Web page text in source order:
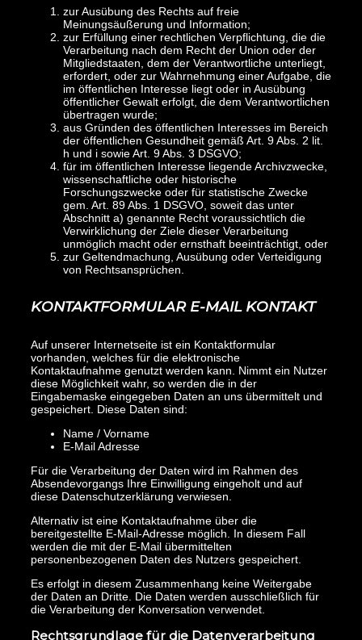
zur Ausübung des Rechts auf freie
Meinungsäußerung und Information;
zur Erfüllung einer rechtlichen Verpflichtung, die die
Verarbeitung nach dem Recht der Union oder der
Mitgliedstaaten, dem der Verantwortliche unterliegt,
erfordert, oder zur Wahrnehmung einer Aufgabe, die
im öffentlichen Interesse liegt oder in Ausübung
öffentlicher Gewalt erfolgt, die dem Verantwortlichen
übertragen wurde;
aus Gründen des öffentlichen Interesses im Bereich
der öffentlichen Gesundheit gemäß Art. 9 Abs. 2 lit.
h und i sowie Art. 9 Abs. 3 DSGVO;
für im öffentlichen Interesse liegende Archivzwecke,
wissenschaftliche oder historische
Forschungszwecke oder für statistische Zwecke
gem. Art. 89 Abs. 1 DSGVO, soweit das unter
Abschnitt a) genannte Recht voraussichtlich die
Verwirklichung der Ziele dieser Verarbeitung
unmöglich macht oder ernsthaft beeinträchtigt, oder
zur Geltendmachung, Ausübung oder Verteidigung
von Rechtsansprüchen.
KONTAKTFORMULAR E-MAIL KONTAKT
Auf unserer Internetseite ist ein Kontaktformular
vorhanden, welches für die elektronische
Kontaktaufnahme genutzt werden kann. Nimmt ein Nutzer
diese Möglichkeit wahr, so werden die in der
Eingabemaske eingegeben Daten an uns übermittelt und
gespeichert. Diese Daten sind:
Name / Vorname
E-Mail Adresse
Für die Verarbeitung der Daten wird im Rahmen des
Absendevorgangs Ihre Einwilligung eingeholt und auf
diese Datenschutzerklärung verwiesen.
Alternativ ist eine Kontaktaufnahme über die
bereitgestellte E-Mail-Adresse möglich. In diesem Fall
werden die mit der E-Mail übermittelten
personenbezogenen Daten des Nutzers gespeichert.
Es erfolgt in diesem Zusammenhang keine Weitergabe
der Daten an Dritte. Die Daten werden ausschließlich für
die Verarbeitung der Konversation verwendet.
Rechtsgrundlage für die Datenverarbeitung